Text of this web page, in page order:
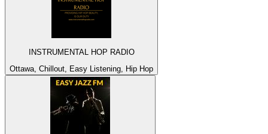
INSTRUMENTAL HOP RADIO
Ottawa, Chillout, Easy Listening, Hip Hop